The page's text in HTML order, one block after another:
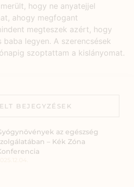
hogy ne anyatejjel
ahogy megfogant
megteszek azért, hogy
baba legyen. A szerencsések
szoptattam a kislányomat.
BEJEGYZÉSEK
az egészség
– Kék Zóna